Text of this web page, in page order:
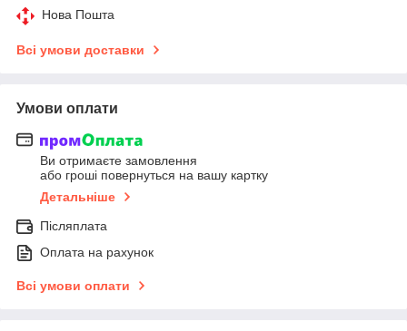
Нова Пошта
Всі умови доставки
Умови оплати
Ви отримаєте замовлення
або гроші повернуться на вашу картку
Детальніше
Післяплата
Оплата на рахунок
Всі умови оплати